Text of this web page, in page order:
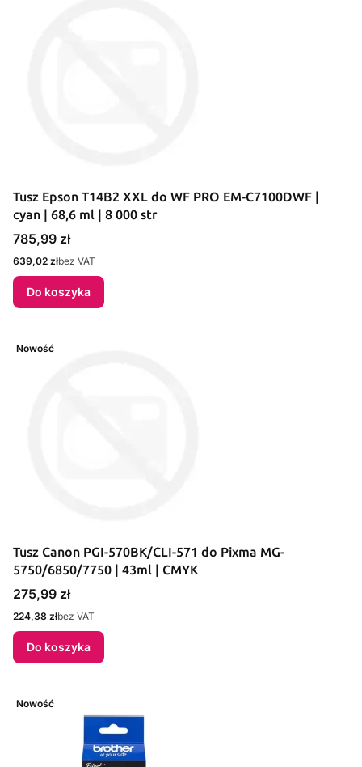
Tusz Epson T14B2 XXL do WF PRO EM-C7100DWF |
cyan | 68,6 ml | 8 000 str
Cena
785,99 zł
Cena
639,02 złbez VAT
Do koszyka
Nowość
Tusz Canon PGI-570BK/CLI-571 do Pixma MG-
5750/6850/7750 | 43ml | CMYK
Cena
275,99 zł
Cena
224,38 złbez VAT
Do koszyka
Nowość